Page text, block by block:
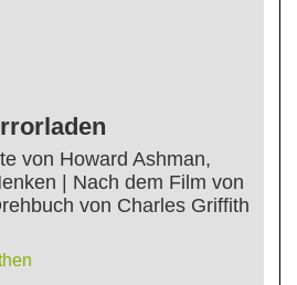
von Howard Ashman,
| Nach dem Film von
von Charles Griffith